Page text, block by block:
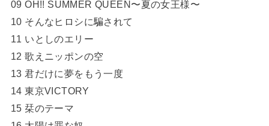
09 OH!! SUMMER QUEEN〜夏の女王様〜
10 そんなヒロシに騙されて
11 いとしのエリー
12 歌えニッポンの空
13 君だけに夢をもう一度
14 東京VICTORY
15 栞のテーマ